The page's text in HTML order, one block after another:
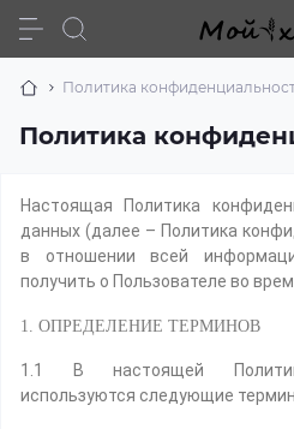
Политика
Политика
Настоящая Политика
данных (далее – Политика
в отношении всей
получить о Пользователе во
1. ОПРЕДЕЛЕНИЕ ТЕРМИНОВ
1.1 В настоящей
используются следующие